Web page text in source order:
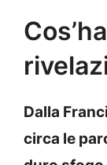
Dalla
circa le